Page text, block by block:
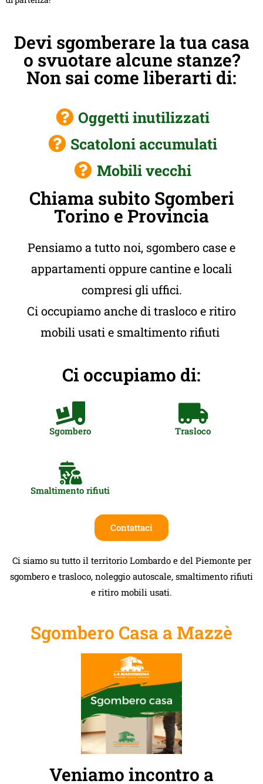
Devi sgomberare la tua casa
o svuotare alcune stanze?
Non sai come liberarti di:
Oggetti inutilizzati
Scatoloni accumulati
Mobili vecchi
Chiama subito Sgomberi
Torino e Provincia
Pensiamo a tutto noi, sgombero case e
appartamenti oppure cantine e locali
compresi gli uffici.
Ci occupiamo anche di trasloco e ritiro
mobili usati e smaltimento rifiuti
Ci occupiamo di:
Sgombero Trasloco
Smaltimento rifiuti
Contattaci
Ci siamo su tutto il territorio Lombardo e del Piemonte per
sgombero e trasloco, noleggio autoscale, smaltimento rifiuti
e ritiro mobili usati.
Sgombero Casa a Mazzè
Veniamo incontro a